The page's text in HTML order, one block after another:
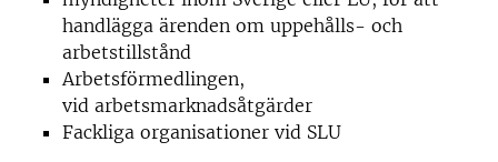
handlägga ärenden om uppehålls- och
arbetstillstånd
Arbetsförmedlingen,
vid arbetsmarknadsåtgärder
Fackliga organisationer vid SLU